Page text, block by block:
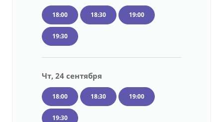
18:00 18:30 19:00
19:30
Чт, 24 сентября
18:00 18:30 19:00
19:30